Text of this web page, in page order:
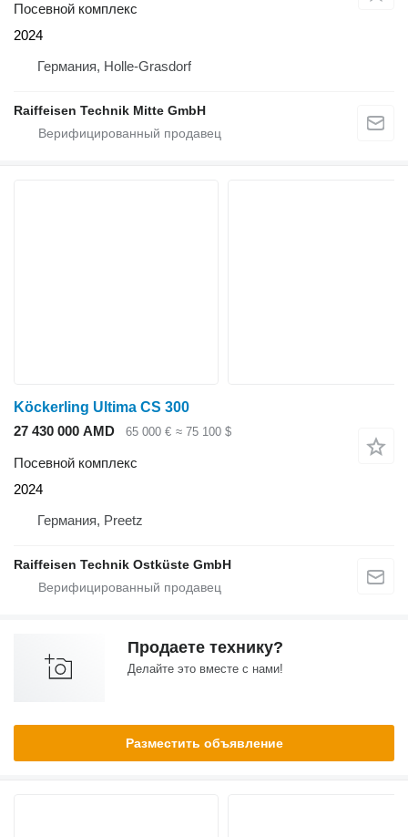
Посевной комплекс
2024
Германия, Holle-Grasdorf
Raiffeisen Technik Mitte GmbH
Köckerling Ultima CS 300
27 430 000 AMD
65 000 € ≈ 75 100 $
Посевной комплекс
2024
Германия, Preetz
Raiffeisen Technik Ostküste GmbH
Продаете технику?
Делайте это вместе с нами!
Разместить объявление